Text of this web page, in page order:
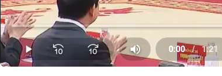
Loaded:
0.00%
Play Mute
Current
0:00
/
1:21